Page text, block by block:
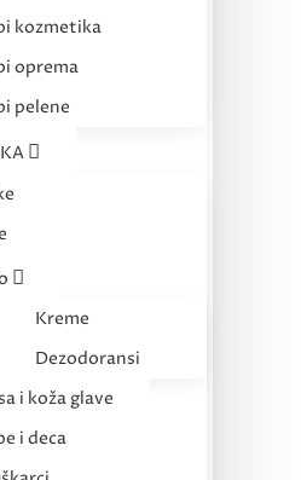
kozmetika
oprema
pelene
Kreme
Dezodoransi
i koža glave
i deca